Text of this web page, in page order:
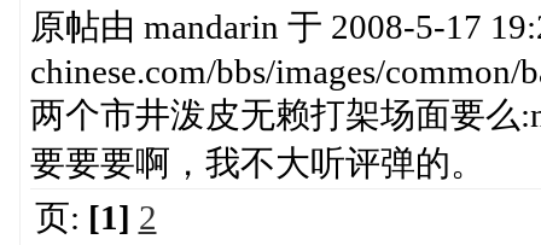
原帖由 mandarin 于 2008-5-17
chinese.com/bbs/images/common/
两个市井泼皮无赖打架场面要么
要要要啊，我不大听评弹的。
页: [1] 2